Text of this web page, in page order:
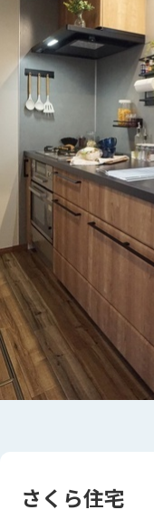
さくら住宅